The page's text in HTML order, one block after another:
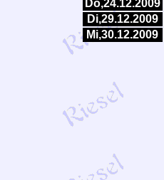
Do,24.12.2009
Di,29.12.2009
Mi,30.12.2009